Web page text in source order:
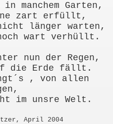
manchem Garten,
zart erfüllt,
länger warten,
wart verhüllt.
nun der Regen,
die Erde fällt.
, von allen
im unsre Welt.
April 2004